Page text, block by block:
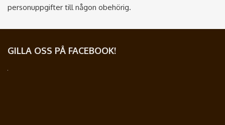
personuppgifter till någon obehörig.
GILLA OSS PÅ FACEBOOK!